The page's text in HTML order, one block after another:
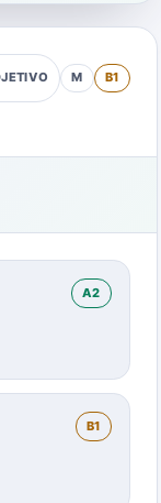
M B1
A2
B1